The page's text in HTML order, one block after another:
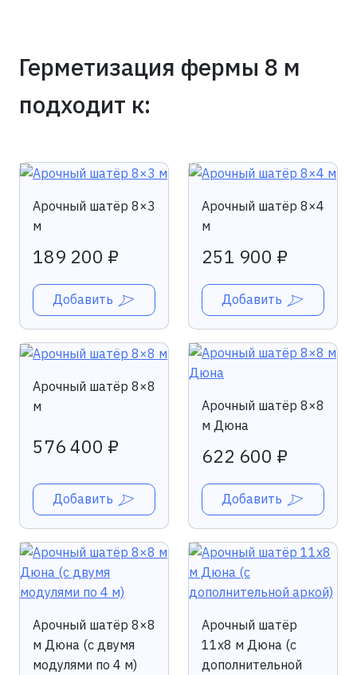
Герметизация фермы 8 м
подходит к:
Арочный шатёр 8×3
м
189 200 ₽
Добавить
Арочный шатёр 8×4
м
251 900 ₽
Добавить
Арочный шатёр 8×8
м
576 400 ₽
Добавить
Арочный шатёр 8×8
м Дюна
622 600 ₽
Добавить
Арочный шатёр 8×8
м Дюна (c двумя
модулями по 4 м)
Арочный шатёр
11х8 м Дюна (с
дополнительной